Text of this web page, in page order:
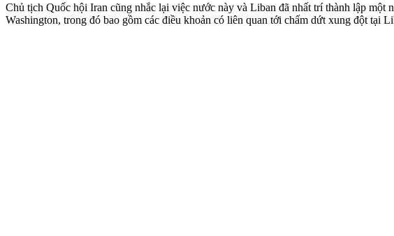
Chủ tịch Quốc hội Iran cũng nhắc lại việc nước này và Liban đã nhất trí thành lập
Washington, trong đó bao gồm các điều khoản có liên quan tới chấm dứt xung đột tại